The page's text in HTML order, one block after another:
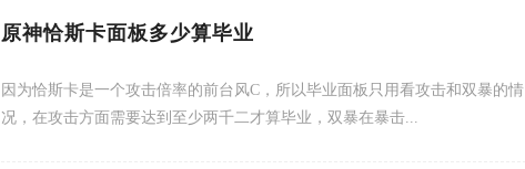
原神恰斯卡面板多少算毕业
因为恰斯卡是一个攻击倍率的前台风C，所以毕业面板只用看攻击和双暴的情
况，在攻击方面需要达到至少两千二才算毕业，双暴在暴击...